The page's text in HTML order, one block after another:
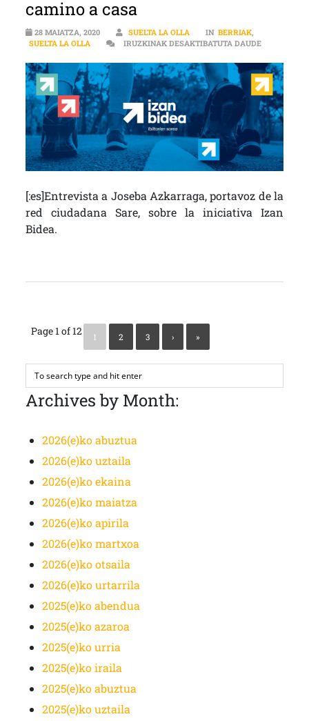
camino a casa
28 MAIATZA, 2020 SUELTA LA OLLA IN BERRIAK,
SUELTA LA OLLA
IRUZKINAK DESAKTIBATUTA DAUDE
[:es]Entrevista a Joseba Azkarraga, portavoz de la
red ciudadana Sare, sobre la iniciativa Izan
Bidea.
Page 1 of 12 1 2 3 › »
Archives by Month:
2026(e)ko abuztua
2026(e)ko uztaila
2026(e)ko ekaina
2026(e)ko maiatza
2026(e)ko apirila
2026(e)ko martxoa
2026(e)ko otsaila
2026(e)ko urtarrila
2025(e)ko abendua
2025(e)ko azaroa
2025(e)ko urria
2025(e)ko iraila
2025(e)ko abuztua
2025(e)ko uztaila